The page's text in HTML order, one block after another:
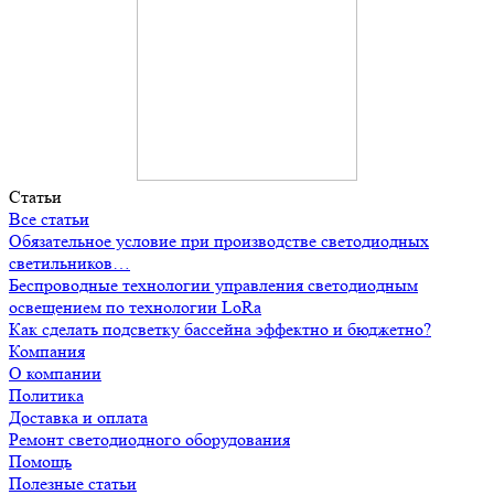
Статьи
Все статьи
Обязательное условие при производстве светодиодных
светильников…
Беспроводные технологии управления светодиодным
освещением по технологии LoRa
Как сделать подсветку бассейна эффектно и бюджетно?
Компания
О компании
Политика
Доставка и оплата
Ремонт светодиодного оборудования
Помощь
Полезные статьи